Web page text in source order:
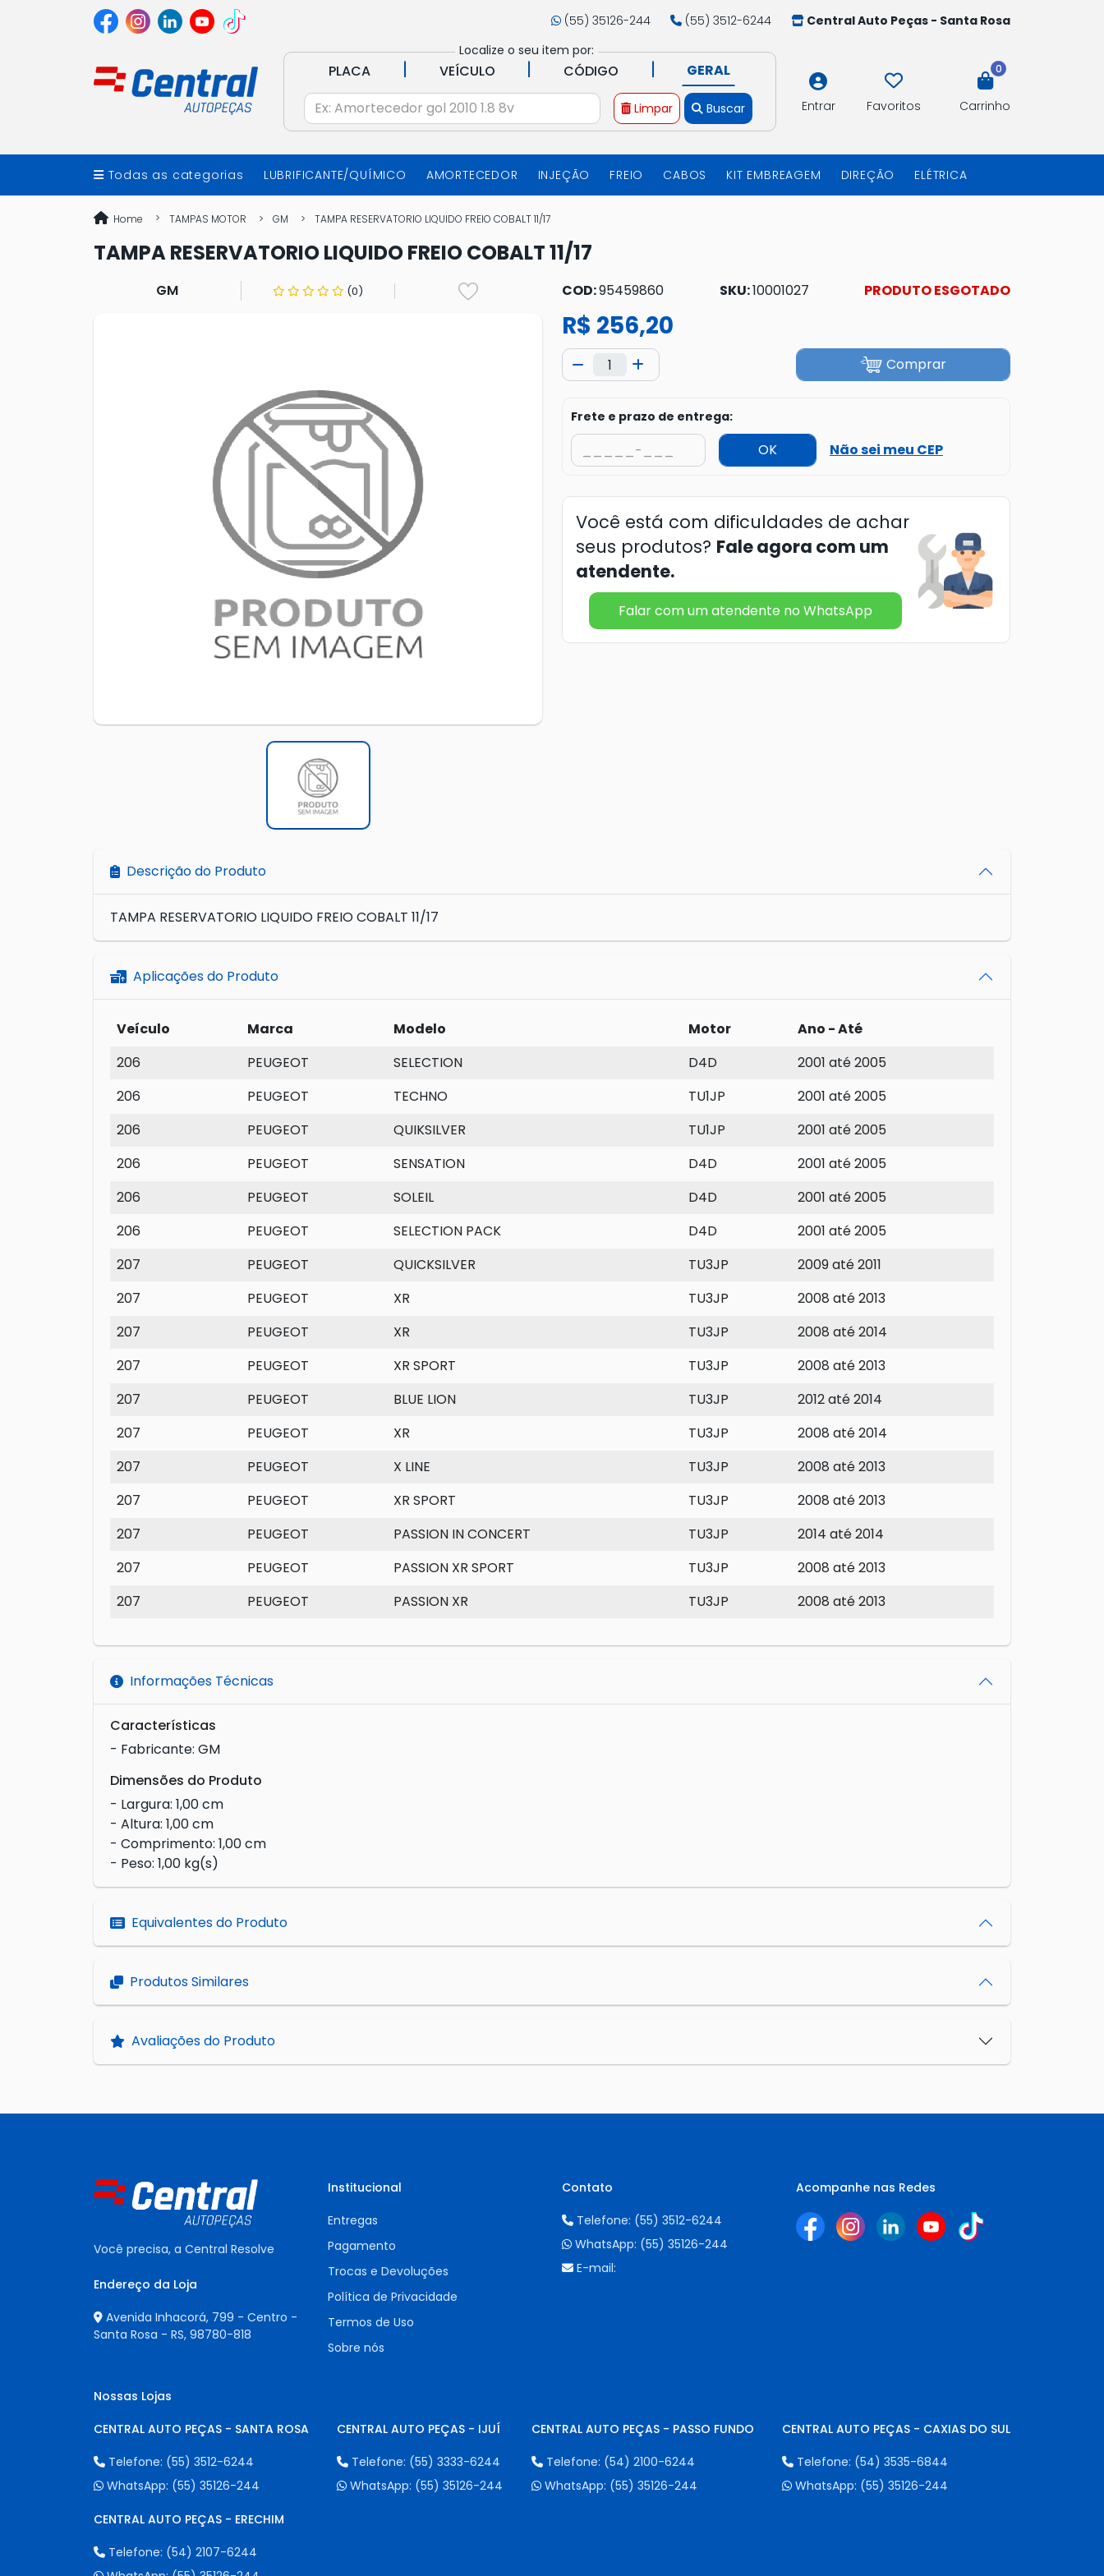
(55) 35126-244 (55) 3512-6244
Central Auto Peças - Santa Rosa
Localize o seu item por:
PLACA | VEÍCULO | CÓDIGO | GERAL
Limpar Buscar Entrar Favoritos
0
Carrinho
Todas as categorias LUBRIFICANTE/QUÍMICO AMORTECEDOR INJEÇÃO FREIO CABOS KIT EMBREAGEM DIREÇÃO ELÉTRICA
Home TAMPAS MOTOR GM TAMPA RESERVATORIO LIQUIDO FREIO COBALT 11/17
TAMPA RESERVATORIO LIQUIDO FREIO COBALT 11/17
GM (0) COD:95459860 SKU:10001027 PRODUTO ESGOTADO
R$ 256,20
Comprar
Frete e prazo de entrega:
OK Não sei meu CEP
Você está com dificuldades de achar
seus produtos? Fale agora com um
atendente.
Falar com um atendente no WhatsApp
Descrição do Produto
TAMPA RESERVATORIO LIQUIDO FREIO COBALT 11/17
Aplicações do Produto
Veículo Marca Modelo Motor
Ano - Até
206
PEUGEOT SELECTION D4D
2001 até 2005
206
PEUGEOT TECHNO TU1JP
2001 até 2005
206
PEUGEOT QUIKSILVER TU1JP
2001 até 2005
206
PEUGEOT SENSATION D4D
2001 até 2005
206
PEUGEOT SOLEIL D4D
2001 até 2005
206
PEUGEOT SELECTION PACK D4D
2001 até 2005
207
PEUGEOT QUICKSILVER TU3JP
2009 até 2011
207
PEUGEOT XR TU3JP
2008 até 2013
207
PEUGEOT XR TU3JP
2008 até 2014
207
PEUGEOT XR SPORT TU3JP
2008 até 2013
207
PEUGEOT BLUE LION TU3JP
2012 até 2014
207
PEUGEOT XR TU3JP
2008 até 2014
207
PEUGEOT X LINE TU3JP
2008 até 2013
207
PEUGEOT XR SPORT TU3JP
2008 até 2013
207
PEUGEOT PASSION IN CONCERT TU3JP
2014 até 2014
207
PEUGEOT PASSION XR SPORT TU3JP
2008 até 2013
207
PEUGEOT PASSION XR TU3JP 2008 até 2013
Informações Técnicas
Características
- Fabricante: GM
Dimensões do Produto
- Largura: 1,00 cm
- Altura: 1,00 cm
- Comprimento: 1,00 cm
- Peso: 1,00 kg(s)
Equivalentes do Produto
Produtos Similares
Avaliações do Produto
Você precisa, a Central Resolve
Endereço da Loja
Avenida Inhacorá, 799 - Centro -
Santa Rosa - RS, 98780-818
Institucional
Entregas
Pagamento
Trocas e Devoluções
Política de Privacidade
Termos de Uso
Sobre nós
Contato
Telefone: (55) 3512-6244
WhatsApp: (55) 35126-244
E-mail:
Acompanhe nas Redes
Nossas Lojas
CENTRAL AUTO PEÇAS - SANTA ROSA
Telefone: (55) 3512-6244
WhatsApp: (55) 35126-244
CENTRAL AUTO PEÇAS - IJUÍ
Telefone: (55) 3333-6244
WhatsApp: (55) 35126-244
CENTRAL AUTO PEÇAS - PASSO FUNDO
Telefone: (54) 2100-6244
WhatsApp: (55) 35126-244
CENTRAL AUTO PEÇAS - CAXIAS DO SUL
Telefone: (54) 3535-6844
WhatsApp: (55) 35126-244
CENTRAL AUTO PEÇAS - ERECHIM
Telefone: (54) 2107-6244